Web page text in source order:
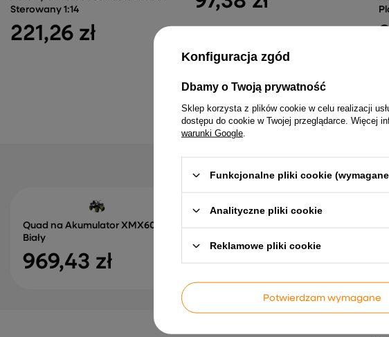
Sterowany 1:14
221,26 zł
Quad na Akumulator XMX607
Biały
969,43 zł
Konfiguracja zgód
Dbamy o Twoją prywatność
Sklep korzysta z plików cookie w celu realizacji
dostępu do cookie w Twojej przeglądarce. Więcej
warunki Google
Funkcjonalne pliki cookie
Analityczne pliki cookie
Reklamowe pliki cookie
Potwierdzam wymagane